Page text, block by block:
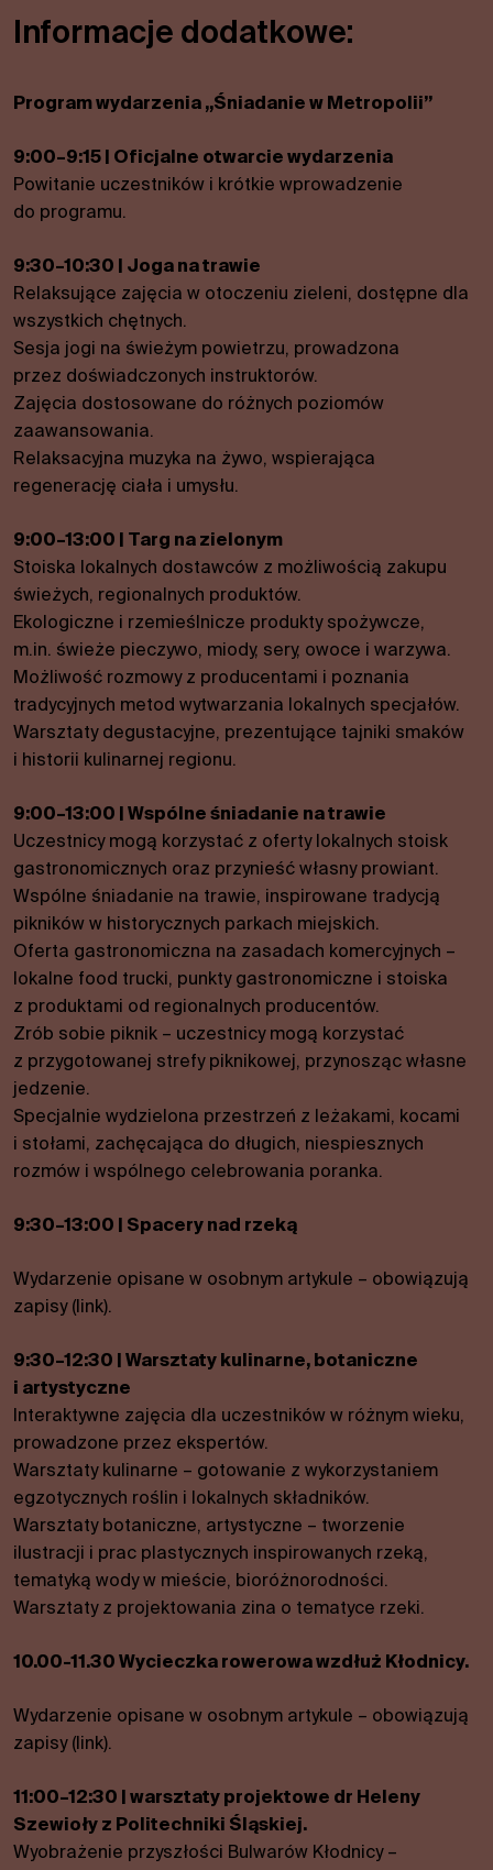
Informacje dodatkowe:
Program wydarzenia „Śniadanie w Metropolii”
9:00–9:15 | Oficjalne otwarcie wydarzenia
Powitanie uczestników i krótkie wprowadzenie
do programu.
9:30–10:30 | Joga na trawie
Relaksujące zajęcia w otoczeniu zieleni, dostępne dla
wszystkich chętnych.
Sesja jogi na świeżym powietrzu, prowadzona
przez doświadczonych instruktorów.
Zajęcia dostosowane do różnych poziomów
zaawansowania.
Relaksacyjna muzyka na żywo, wspierająca
regenerację ciała i umysłu.
9:00–13:00 | Targ na zielonym
Stoiska lokalnych dostawców z możliwością zakupu
świeżych, regionalnych produktów.
Ekologiczne i rzemieślnicze produkty spożywcze,
m.in. świeże pieczywo, miody, sery, owoce i warzywa.
Możliwość rozmowy z producentami i poznania
tradycyjnych metod wytwarzania lokalnych specjałów.
Warsztaty degustacyjne, prezentujące tajniki smaków
i historii kulinarnej regionu.
9:00–13:00 | Wspólne śniadanie na trawie
Uczestnicy mogą korzystać z oferty lokalnych stoisk
gastronomicznych oraz przynieść własny prowiant.
Wspólne śniadanie na trawie, inspirowane tradycją
pikników w historycznych parkach miejskich.
Oferta gastronomiczna na zasadach komercyjnych –
lokalne food trucki, punkty gastronomiczne i stoiska
z produktami od regionalnych producentów.
Zrób sobie piknik – uczestnicy mogą korzystać
z przygotowanej strefy piknikowej, przynosząc własne
jedzenie.
Specjalnie wydzielona przestrzeń z leżakami, kocami
i stołami, zachęcająca do długich, niespiesznych
rozmów i wspólnego celebrowania poranka.
9:30–13:00 | Spacery nad rzeką
Wydarzenie opisane w osobnym artykule – obowiązują
zapisy (link).
9:30–12:30 | Warsztaty kulinarne, botaniczne
i artystyczne
Interaktywne zajęcia dla uczestników w różnym wieku,
prowadzone przez ekspertów.
Warsztaty kulinarne – gotowanie z wykorzystaniem
egzotycznych roślin i lokalnych składników.
Warsztaty botaniczne, artystyczne – tworzenie
ilustracji i prac plastycznych inspirowanych rzeką,
tematyką wody w mieście, bioróżnorodności.
Warsztaty z projektowania zina o tematyce rzeki.
10.00-11.30 Wycieczka rowerowa wzdłuż Kłodnicy.
Wydarzenie opisane w osobnym artykule – obowiązują
zapisy (link).
11:00–12:30 | warsztaty projektowe dr Heleny
Szewioły z Politechniki Śląskiej.
Wyobrażenie przyszłości Bulwarów Kłodnicy –
Niezbędne
Te pliki
cookies nie
wymagane
do działania
strony.
Statystyki
funkcjonalności
i struktury
serwisu w
sposób
serwisu.
Wygoda
strona
podczas
wizyty. Jeśli
pliki cookie,
znikną ze
strony
internetowej.
Marketing
zachowaniem
witryny, zwiększasz
szansę zobaczenia